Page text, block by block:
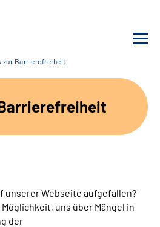
zur Barrierefreiheit
unserer Webseite aufgefallen?
uns über Mängel in
der